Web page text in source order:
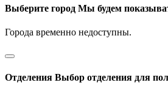
Выберите город Мы будем
Города временно недоступны.
Отделения Выбор отделения для